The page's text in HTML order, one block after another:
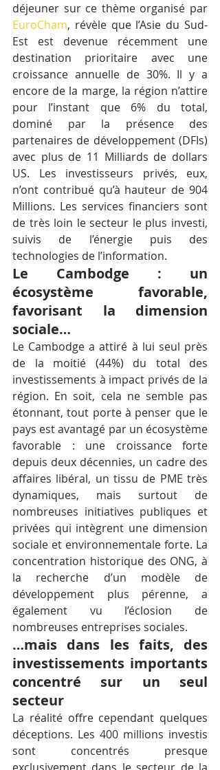
EuroCham, révèle que l’Asie du Sud-
Est est devenue récemment une
destination prioritaire avec une
croissance annuelle de 30%. Il y a
encore de la marge, la région n’attire
pour l’instant que 6% du total,
dominé par la présence des
partenaires de développement (DFIs)
avec plus de 11 Milliards de dollars
US. Les investisseurs privés, eux,
n’ont contribué qu’à hauteur de 904
Millions. Les services financiers sont
de très loin le secteur le plus investi,
suivis de l’énergie puis des
technologies de l’information.
Le Cambodge : un
écosystème favorable,
favorisant la dimension
sociale…
Le Cambodge a attiré à lui seul près
de la moitié (44%) du total des
investissements à impact privés de la
région. En soit, cela ne semble pas
étonnant, tout porte à penser que le
pays est avantagé par un écosystème
favorable : une croissance forte
depuis deux décennies, un cadre des
affaires libéral, un tissu de PME très
dynamiques, mais surtout de
nombreuses initiatives publiques et
privées qui intègrent une dimension
sociale et environnementale forte. La
concentration historique des ONG, à
la recherche d’un modèle de
développement plus pérenne, a
également vu l’éclosion de
nombreuses entreprises sociales.
…mais dans les faits, des
investissements importants
concentré sur un seul
secteur
La réalité offre cependant quelques
déceptions. Les 400 millions investis
sont concentrés presque